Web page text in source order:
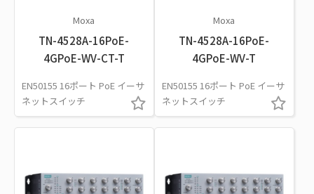
Moxa
TN-4528A-16PoE-
4GPoE-WV-CT-T
EN50155 16ポート PoE イーサ
ネットスイッチ
Moxa
TN-4528A-16PoE-
4GPoE-WV-T
EN50155 16ポート PoE イーサ
ネットスイッチ